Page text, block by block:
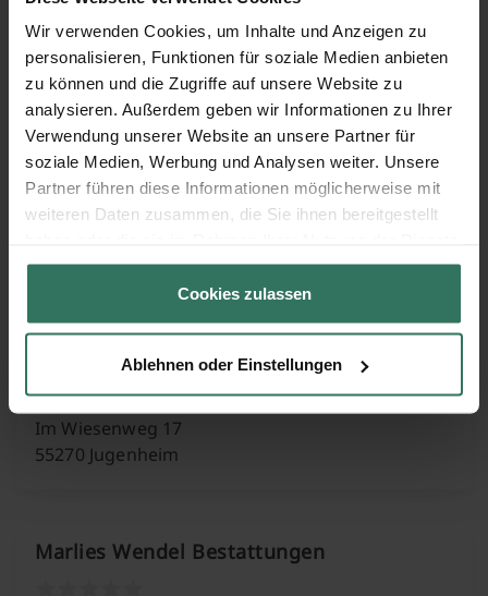
Wir verwenden Cookies, um Inhalte und Anzeigen zu
personalisieren, Funktionen für soziale Medien anbieten
zu können und die Zugriffe auf unsere Website zu
analysieren. Außerdem geben wir Informationen zu Ihrer
Verwendung unserer Website an unsere Partner für
soziale Medien, Werbung und Analysen weiter. Unsere
Partner führen diese Informationen möglicherweise mit
weiteren Daten zusammen, die Sie ihnen bereitgestellt
gesammelt haben.
Cookies zulassen
Ablehnen oder Einstellungen
Mainzer Str. 20-22
55257 Budenheim
Jungerts GmbH Bestattungsinstitut
Bürgermeister-Neff-Platz 5
Im Wiesenweg 17
55270 Jugenheim
Marlies Wendel Bestattungen